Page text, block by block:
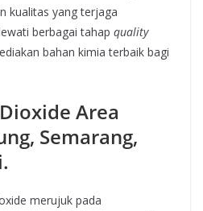
kualitas yang terjaga
berbagai tahap quality
bahan kimia terbaik bagi
Area
Semarang,
merujuk pada